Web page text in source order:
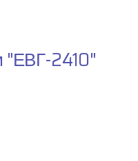
"ЕВГ-2410"